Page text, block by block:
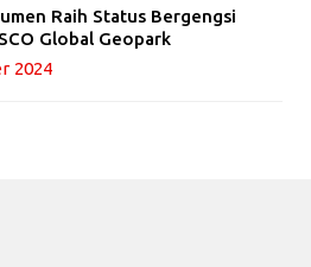
Raih Status Bergengsi
Global Geopark
2024